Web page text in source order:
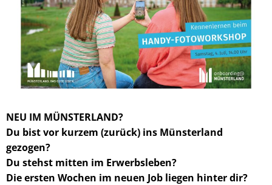
NEU IM MÜNSTERLAND?
Du bist vor kurzem (zurück) ins Münsterland
gezogen?
Du stehst mitten im Erwerbsleben?
Die ersten Wochen im neuen Job liegen hinter dir?